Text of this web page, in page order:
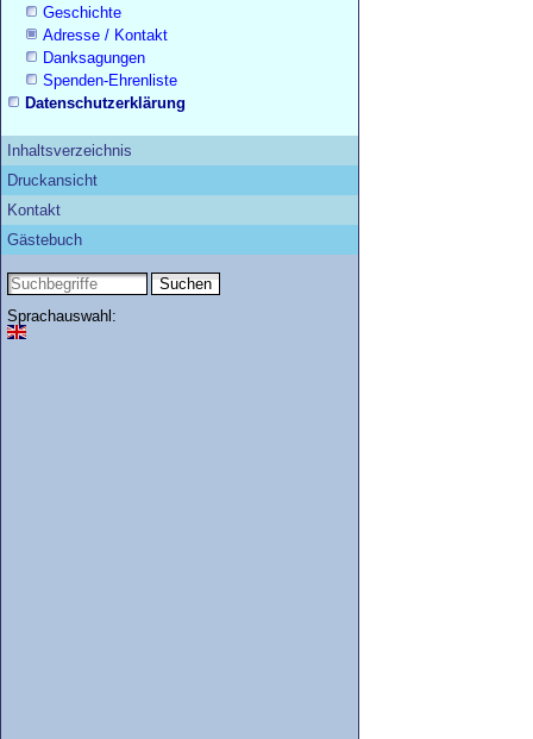
Geschichte
Adresse / Kontakt
Danksagungen
Spenden-Ehrenliste
Datenschutzerklärung
Inhaltsverzeichnis
Druckansicht
Kontakt
Gästebuch
Sprachauswahl: